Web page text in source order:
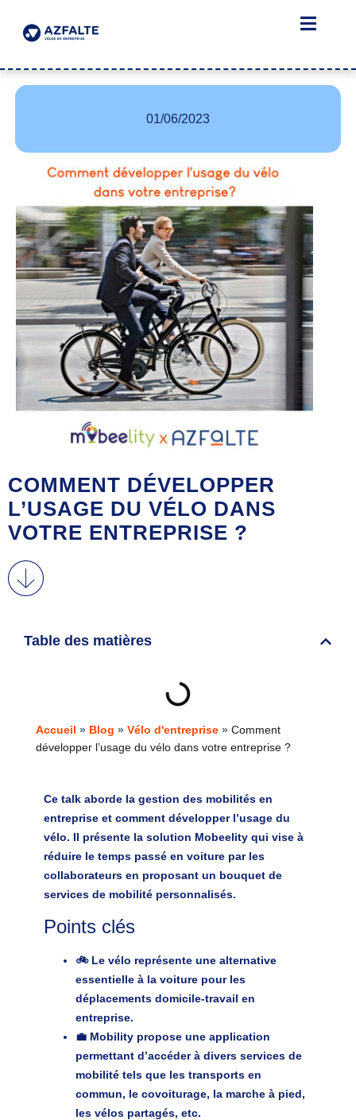
01/06/2023
COMMENT DÉVELOPPER
L’USAGE DU VÉLO DANS
VOTRE ENTREPRISE ?
Table des matières
Accueil » Blog » Vélo d'entreprise» Comment
développer l’usage du vélo dans votre entreprise ?
Ce talk aborde la gestion des mobilités en
entreprise et comment développer l’usage du
vélo. Il présente la solution Mobeelity qui vise à
réduire le temps passé en voiture par les
collaborateurs en proposant un bouquet de
services de mobilité personnalisés.
Points clés
🚲 Le vélo représente une alternative
essentielle à la voiture pour les
déplacements domicile-travail en
entreprise.
💼 Mobility propose une application
permettant d’accéder à divers services de
mobilité tels que les transports en
commun, le covoiturage, la marche à pied,
les vélos partagés, etc.